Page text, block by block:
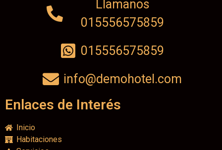
Llamanos
015556575859
015556575859
info@demohotel.com
Enlaces de Interés
Inicio
Habitaciones